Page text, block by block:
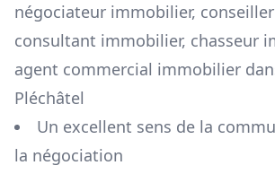
négociateur immobilier,
consultant immobilier, chasseur
agent commercial immobilier
Pléchâtel
Un excellent sens de la
la négociation